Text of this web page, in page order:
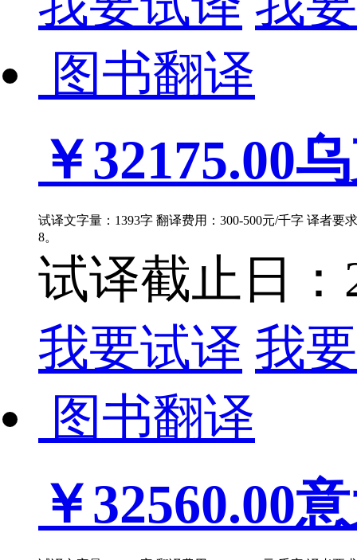
图书翻译
￥32175.00
试译文字量：1393字 翻译费用：300-500元/千字 译者要
8。
试译截止日：
我要试译 我
图书翻译
￥32560.00